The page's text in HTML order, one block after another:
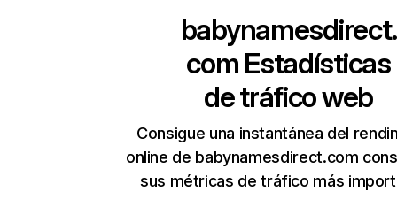
babynamesdirect.
com Estadísticas
de tráfico web
Consigue una instantánea del
online de babynamesdirect.com
sus métricas de tráfico más